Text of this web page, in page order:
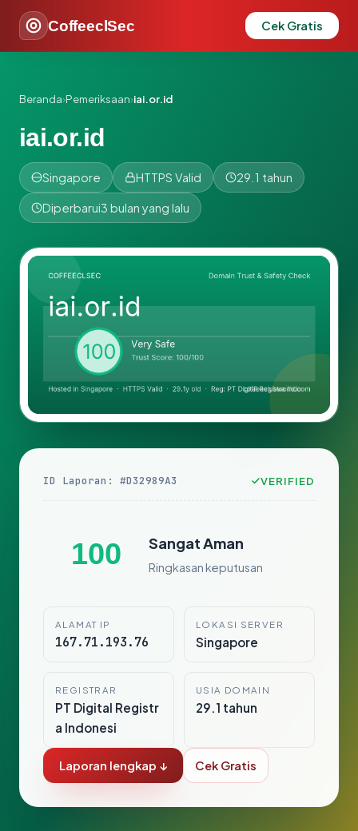
CoffeeclSec Cek Gratis
Beranda›Pemeriksaan›iai.or.id
iai.or.id
Singapore HTTPS Valid 29.1 tahun
Diperbarui3 bulan yang lalu
ID Laporan: #D32989A3 VERIFIED
100 Sangat Aman
Ringkasan keputusan
ALAMAT IP
167.71.193.76
LOKASI SERVER
Singapore
REGISTRAR
PT Digital Registr
a Indonesi
USIA DOMAIN
29.1 tahun
Laporan lengkap ↓ Cek Gratis